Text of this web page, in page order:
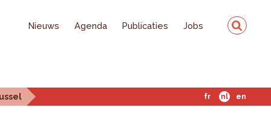
Nieuws Agenda Publicaties Jobs
fr nl en